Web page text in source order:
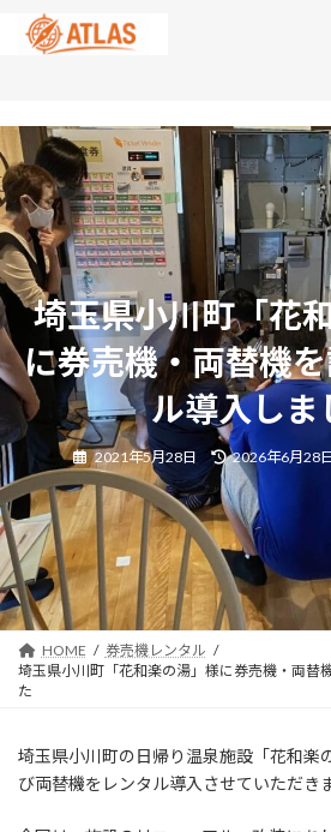
へ
ス
キ
ッ
プ
ョ
ン
に
移
動
埼玉県小川町「花
に券売機・両替機
ル導入しま
2021年5月28日
最
終
更
新
日
時
:
2026年6月28
HOME
券売機レンタル
埼玉県小川町「花和楽の湯」様に券売機・両替
た
埼玉県小川町の日帰り温泉施設「花和楽
び両替機をレンタル導入させていただき